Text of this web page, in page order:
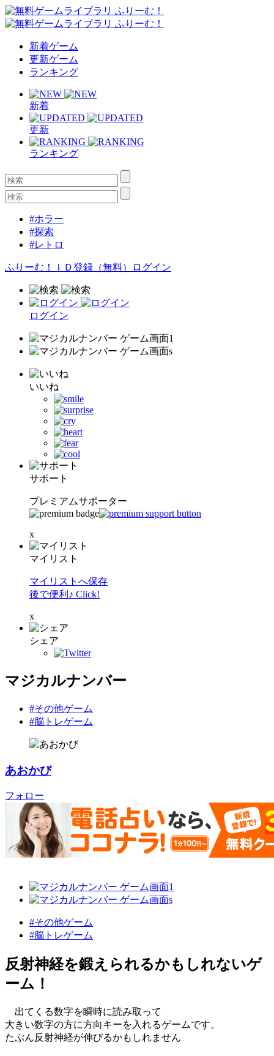
新着ゲーム
更新ゲーム
ランキング
新着
更新
ランキング
#ホラー
#探索
#レトロ
ふりーむ！ＩＤ登録（無料） ログイン
ログイン
いいね
サポート
プレミアムサポーター
x
マイリスト
マイリストへ保存
後で便利♪ Click!
x
シェア
マジカルナンバー
#その他ゲーム
#脳トレゲーム
あおかび
フォロー
#その他ゲーム
#脳トレゲーム
反射神経を鍛えられるかもしれないゲ
ーム！
出てくる数字を瞬時に読み取って
大きい数字の方に方向キーを入れるゲームです。
たぶん反射神経が伸びるかもしれません